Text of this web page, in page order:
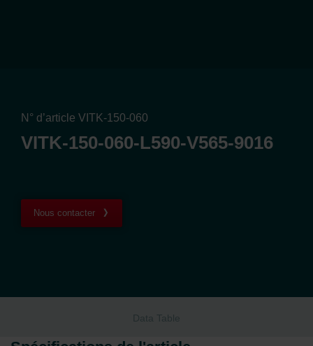
N° d’article VITK-150-060
VITK-150-060-L590-V565-9016
Nous contacter
Data Table